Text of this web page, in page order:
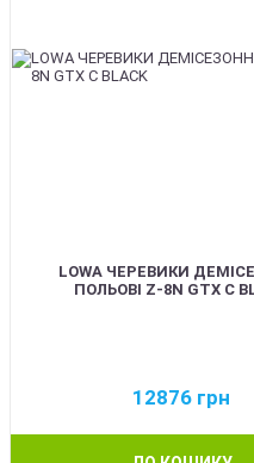
LOWA ЧЕРЕВИКИ
ПОЛЬОВІ Z-8N GTX C
12876 грн